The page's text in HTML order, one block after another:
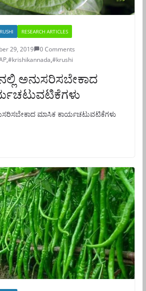
RESEARCH ARTICLES
29, 2019
0 Comments
,#krishikannada,#krushi
ಅನುಸರಿಸಬೇಕಾದ
ಮಾಸಿಕ ಕಾರ್ಯಚಟುವಟಿಕೆಗಳು